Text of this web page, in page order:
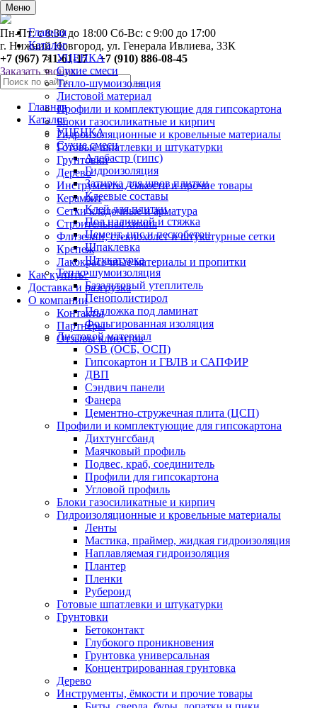
Меню
Главная
Каталог
УЦЕНКА
Сухие смеси
Тепло-шумоизоляция
Листовой материал
Профили и комплектующие для гипсокартона
Блоки газосиликатные и кирпич
Гидроизоляционные и кровельные материалы
Готовые шпатлевки и штукатурки
Грунтовки
Дерево
Инструменты, ёмкости и прочие товары
Керамзит
Сетки кладочные и арматура
Строительная химия
Флизелин, стеклохолст и штукатурные сетки
Крепеж
Лакокрасочные материалы и пропитки
Как купить?
Доставка и разгрузка
О компании
Контакты
Партнеры
Отзывы клиентов
0
Пн-Пт: с 8:30 до 18:00 Сб-Вс: с 9:00 до 17:00
г. Нижний Новгород, ул. Генерала Ивлиева, 33К
+7 (967) 711-61-17 +7 (910) 886-08-45
Заказать звонок
Главная
Каталог
УЦЕНКА
Сухие смеси
Алебастр (гипс)
Гидроизоляция
Затирка для швов плитки
Клеевые составы
Клей для плитки
Пол наливной и стяжка
Цемент, цпс и пескобетон
Шпаклевка
Штукатурка
Тепло-шумоизоляция
Базальтовый утеплитель
Пенополистирол
Подложка под ламинат
Фольгированная изоляция
Листовой материал
OSB (ОСБ, ОСП)
Гипсокартон и ГВЛВ и САПФИР
ДВП
Сэндвич панели
Фанера
Цементно-стружечная плита (ЦСП)
Профили и комплектующие для гипсокартона
Дихтунгсбанд
Маячковый профиль
Подвес, краб, соединитель
Профили для гипсокартона
Угловой профиль
Блоки газосиликатные и кирпич
Гидроизоляционные и кровельные материалы
Ленты
Мастика, праймер, жидкая гидроизоляция
Наплавляемая гидроизоляция
Плантер
Пленки
Рубероид
Готовые шпатлевки и штукатурки
Грунтовки
Бетоконтакт
Глубокого проникновения
Грунтовка универсальная
Концентрированная грунтовка
Дерево
Инструменты, ёмкости и прочие товары